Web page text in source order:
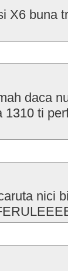
X6 buna
daca
ti
nici